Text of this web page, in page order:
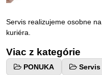
Servis realizujeme osobne
kuriéra.
Viac z kategórie
PONUKA